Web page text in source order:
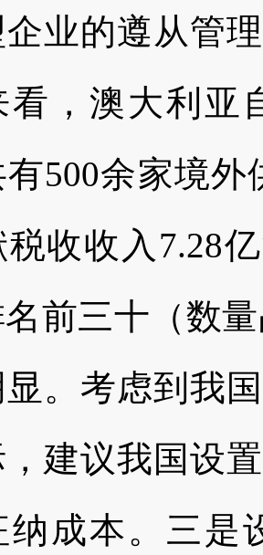
业的遵从管
看，澳大利亚
500余家境外
收收入7.28
名前三十（数
。考虑到我
建议我国设
纳成本。三是